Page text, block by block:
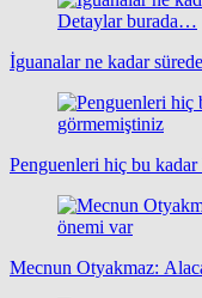
İguanalar ne kadar
Penguenleri hiç bu
Mecnun Otyakmaz: